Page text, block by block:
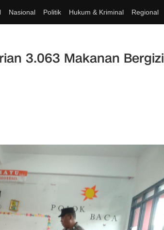
Nasional Politik Hukum & Kriminal Regional
3.063 Makanan Bergizi